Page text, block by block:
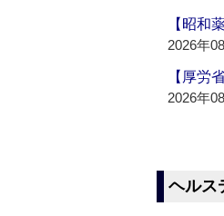
【昭和
2026年
【厚労
2026年
ヘルス